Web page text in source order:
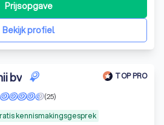
Bekijk profiel
Prijsopgave
bv TOP PRO
kennismakingsgesprek
(25)